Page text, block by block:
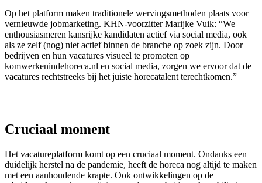
Op het platform maken traditionele wervingsmethoden plaats voor
vernieuwde jobmarketing. KHN-voorzitter Marijke Vuik: “We
enthousiasmeren kansrijke kandidaten actief via social media, ook
als ze zelf (nog) niet actief binnen de branche op zoek zijn. Door
bedrijven en hun vacatures visueel te promoten op
komwerkenindehoreca.nl en social media, zorgen we ervoor dat de
vacatures rechtstreeks bij het juiste horecatalent terechtkomen.”
Cruciaal moment
Het vacatureplatform komt op een cruciaal moment. Ondanks een
duidelijk herstel na de pandemie, heeft de horeca nog altijd te maken
met een aanhoudende krapte. Ook ontwikkelingen op de